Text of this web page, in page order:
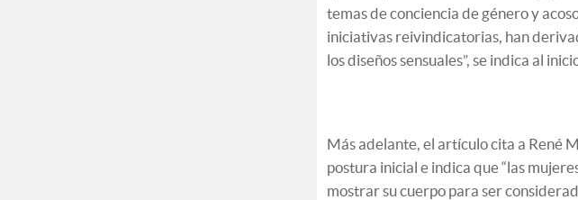
temas de conciencia de género y
iniciativas reivindicatorias, han
los diseños sensuales”, se indica al
Más adelante, el artículo cita a René
postura inicial e indica que “las
mostrar su cuerpo para ser